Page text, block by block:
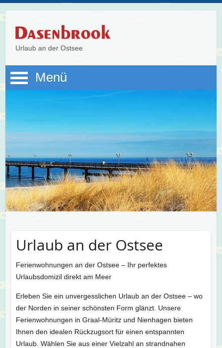
Urlaub an der Ostsee
Menü
Urlaub an der Ostsee
Ferienwohnungen an der Ostsee – Ihr perfektes
Urlaubsdomizil direkt am Meer
Erleben Sie ein unvergesslichen Urlaub an der Ostsee – wo
der Norden in seiner schönsten Form glänzt. Unsere
Ferienwohnungen in Graal-Müritz und Nienhagen bieten
Ihnen den idealen Rückzugsort für einen entspannten
Urlaub. Wählen Sie aus einer Vielzahl an strandnahen